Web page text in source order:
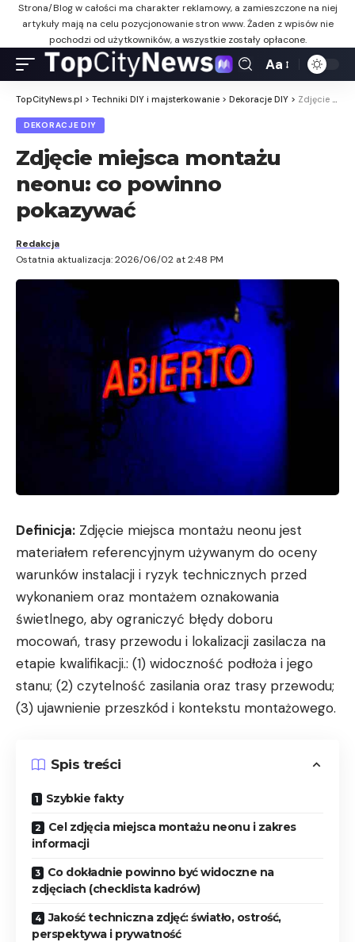
Strona/Blog w całości ma charakter reklamowy, a zamieszczone na niej
artykuły mają na celu pozycjonowanie stron www. Żaden z wpisów nie
pochodzi od użytkowników, a wszystkie zostały opłacone.
Aa
TopCityNews.pl > Techniki DIY i majsterkowanie > Dekoracje DIY > Zdjęcie miejsca montażu neonu: co powinno pokazywać
DEKORACJE DIY
Zdjęcie miejsca montażu
neonu: co powinno
pokazywać
Ostatnia aktualizacja: 2026/06/02 at 2:48 PM
Redakcja
Definicja: Zdjęcie miejsca montażu neonu jest
materiałem referencyjnym używanym do oceny
warunków instalacji i ryzyk technicznych przed
wykonaniem oraz montażem oznakowania
świetlnego, aby ograniczyć błędy doboru
mocowań, trasy przewodu i lokalizacji zasilacza na
etapie kwalifikacji.: (1) widoczność podłoża i jego
stanu; (2) czytelność zasilania oraz trasy przewodu;
(3) ujawnienie przeszkód i kontekstu montażowego.
Spis treści
Szybkie fakty
Cel zdjęcia miejsca montażu neonu i zakres
informacji
Co dokładnie powinno być widoczne na
zdjęciach (checklista kadrów)
Jakość techniczna zdjęć: światło, ostrość,
perspektywa i prywatność